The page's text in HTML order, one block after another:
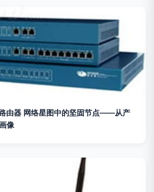
由器 网络星图中的坚固节点——从产
像